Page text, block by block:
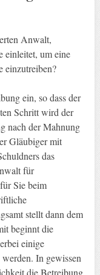
Anwalt,
einleitet, um eine
einzutreiben?
ein, so dass der
Schritt wird der
nach der Mahnung
Gläubiger mit
das
für
Sie beim
stellt dann dem
beginnt die
einige
In gewissen
die Betreibung